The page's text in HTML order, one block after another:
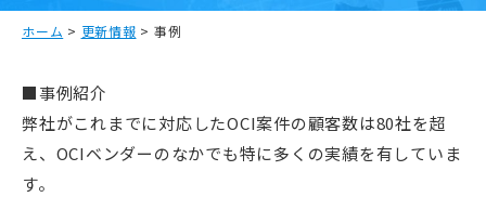
ホーム > 更新情報 > 事例
■事例紹介
弊社がこれまでに対応したOCI案件の顧客数は80社を超
え、OCIベンダーのなかでも特に多くの実績を有していま
す。